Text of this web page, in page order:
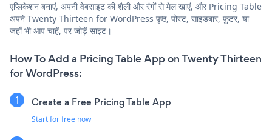
एप्लिकेशन बनाएं, अपनी वेबसाइट की शैली और रंगों से मेल खाएं, और Pricing Table
अपने Twenty Thirteen for WordPress पृष्ठ, पोस्ट, साइडबार, फुटर, या
जहाँ भी आप चाहें, पर जोड़ें साइट।
How To Add a Pricing Table App on Twenty Thirteen
for WordPress:
Create a Free Pricing Table App
Start for free now